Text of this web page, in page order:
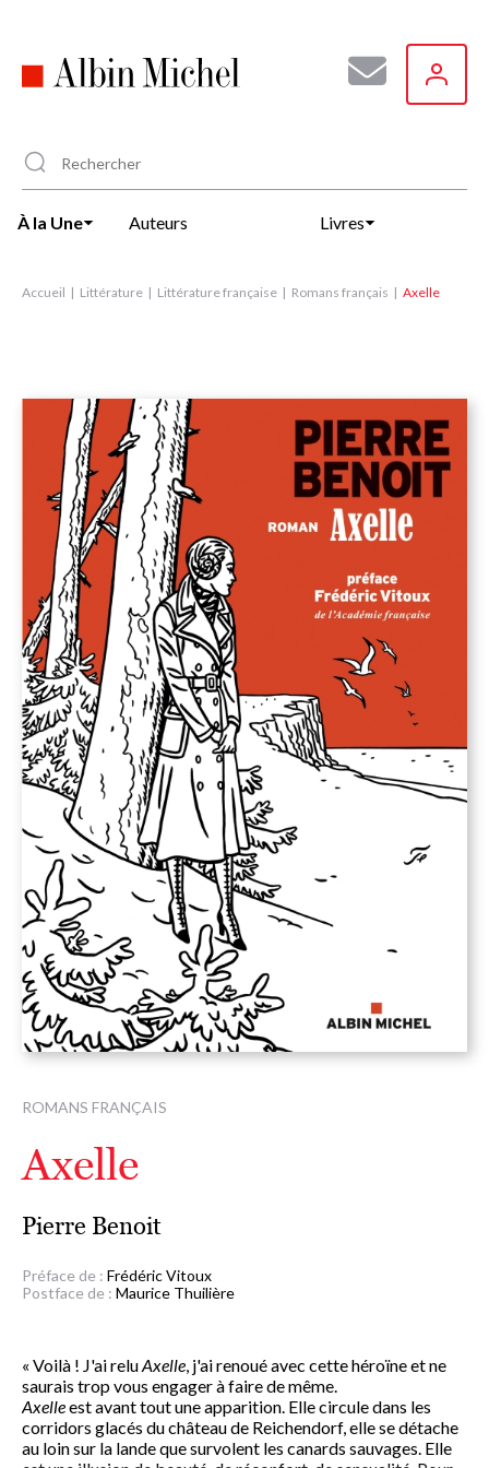
principal
À la Une Auteurs Livres
Accueil Littérature Littérature française Romans français Axelle
ROMANS FRANÇAIS
Axelle
Pierre Benoit
Préface de : Frédéric Vitoux
Postface de : Maurice Thuilière
« Voilà ! J'ai reluAxelle , j'ai renoué avec cette héroïne et ne
saurais trop vous engager à faire de même.
Axelleest avant tout une apparition. Elle circule dans les
corridors glacés du château de Reichendorf, elle se détache
au loin sur la lande que survolent les canards sauvages. Elle